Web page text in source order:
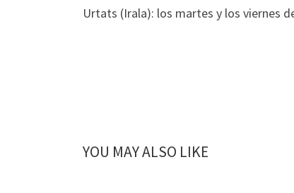
Urtats (Irala): los martes y los viernes
YOU MAY ALSO LIKE